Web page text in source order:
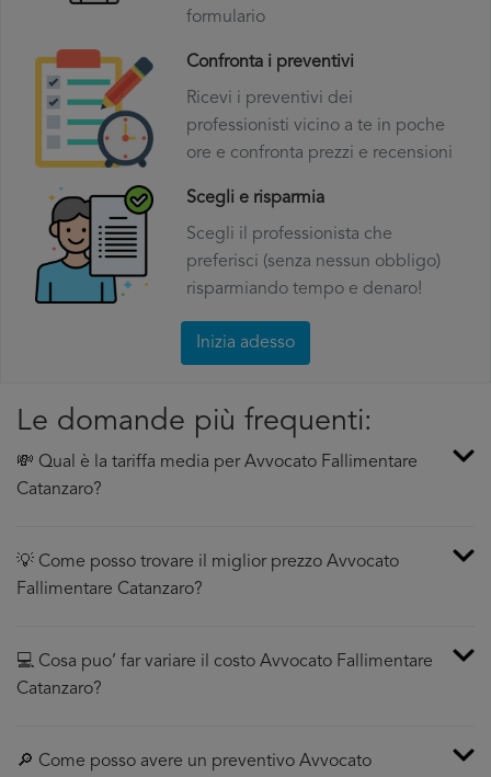
formulario
Confronta i preventivi
Ricevi i preventivi dei
professionisti vicino a te in poche
ore e confronta prezzi e recensioni
Scegli e risparmia
Scegli il professionista che
preferisci (senza nessun obbligo)
risparmiando tempo e denaro!
Inizia adesso
Le domande più frequenti:
💸 Qual è la tariffa media per Avvocato Fallimentare
Catanzaro?
💡 Come posso trovare il miglior prezzo Avvocato
Fallimentare Catanzaro?
💻 Cosa puo’ far variare il costo Avvocato Fallimentare
Catanzaro?
🔎 Come posso avere un preventivo Avvocato